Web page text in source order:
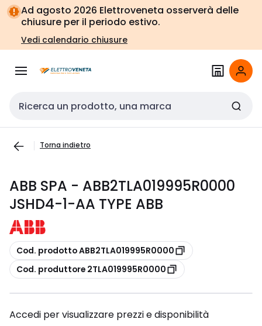
Vai alla
navigazione
Vai
alla
pagina
Ad agosto 2026 Elettroveneta osserverà delle
chiusure per il periodo estivo.
Vedi calendario chiusure
Cerca input
Torna indietro
ABB SPA - ABB2TLA019995R0000
JSHD4-1-AA TYPE ABB
copia
Cod. prodotto ABB2TLA019995R0000
copia
Cod. produttore 2TLA019995R0000
Accedi per visualizzare prezzi e disponibilità